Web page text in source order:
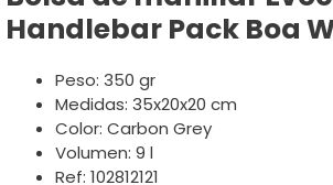
Handlebar Pack Boa
Peso: 350 gr
Medidas: 35x20x20 cm
Color: Carbon Grey
Volumen: 9 l
Ref: 102812121